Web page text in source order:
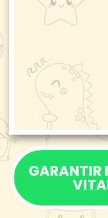
GARANTIR